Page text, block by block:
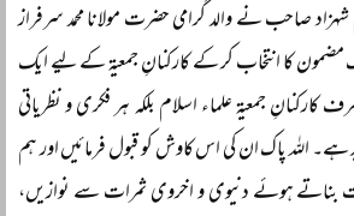
شہزاد صاحب نے والد گرامی حضرت مولانا محمد سرفراز
کا انتخاب کر کے کارکنانِ جمعیۃ کے لیے ایک
کارکنانِ جمعیۃ علماء اسلام بلکہ ہر فکری و نظریاتی
اللہ پاک ان کی اس کاوش کو قبول فرمائیں اور ہم
ہوئے دنیوی و اخروی ثمرات سے نوازیں،